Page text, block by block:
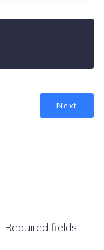
Next
Required fields